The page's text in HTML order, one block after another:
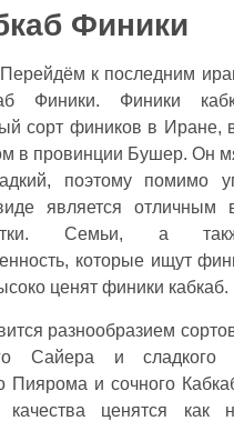
Финики
к последним
Финики. Финики
сорт фиников в
в провинции Бушер. Он
поэтому помимо
является отличным
Семьи, а
которые ищут
ценят финики кабкаб.
разнообразием
Сайера и
Пиярома и сочного
качества ценятся как